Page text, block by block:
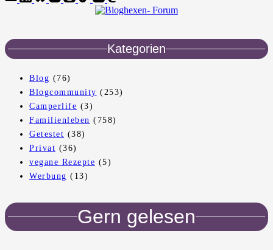
Kategorien
Blog (76)
Blogcommunity (253)
Camperlife (3)
Familienleben (758)
Getestet (38)
Privat (36)
vegane Rezepte (5)
Werbung (13)
Gern gelesen